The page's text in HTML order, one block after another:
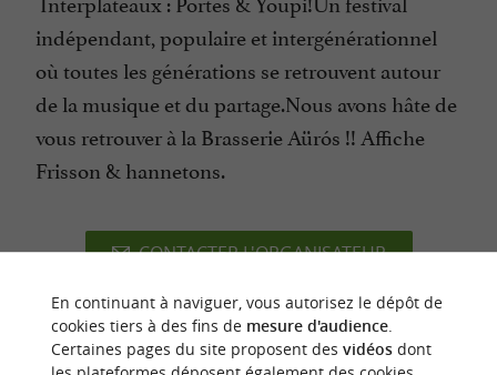
indépendant, populaire et intergénérationnel
où toutes les générations se retrouvent autour
de la musique et du partage.Nous avons hâte de
vous retrouver à la Brasserie Aürós !! Affiche
Frisson & hannetons.
CONTACTER L'ORGANISATEUR
SITE INTERNET DE L'ÉVÈNEMENT
En continuant à naviguer, vous autorisez le dépôt de
cookies tiers à des fins de mesure d'audience.
Certaines pages du site proposent des vidéosdont